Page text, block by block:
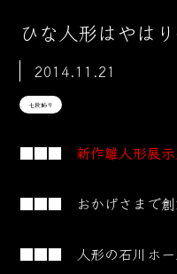
ひな人形はやは
2014.11.21
七段飾り
■■■ 新作雛人形展
■■■ おかげさまで
■■■ 人形の石川ホ